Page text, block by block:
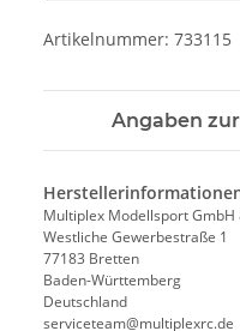
Artikelnummer: 733115
Angaben
Multiplex Modellsport GmbH
Westliche Gewerbestraße 1
77183 Bretten
Baden-Württemberg
Deutschland
serviceteam@multiplexrc.de